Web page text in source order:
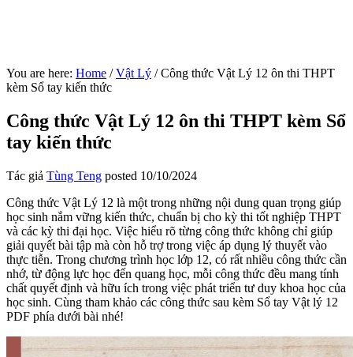
You are here: Home / Vật Lý /Công thức Vật Lý 12 ôn thi THPT
kèm Sổ tay kiến thức
Công thức Vật Lý 12 ôn thi THPT kèm Sổ
tay kiến thức
Tác giả Tùng Teng posted 10/10/2024
Công thức Vật Lý 12 là một trong những nội dung quan trọng giúp
học sinh nắm vững kiến thức, chuẩn bị cho kỳ thi tốt nghiệp THPT
và các kỳ thi đại học. Việc hiểu rõ từng công thức không chỉ giúp
giải quyết bài tập mà còn hỗ trợ trong việc áp dụng lý thuyết vào
thực tiễn. Trong chương trình học lớp 12, có rất nhiều công thức cần
nhớ, từ động lực học đến quang học, mỗi công thức đều mang tính
chất quyết định và hữu ích trong việc phát triển tư duy khoa học của
học sinh. Cùng tham khảo các công thức sau kèm Sổ tay Vật lý 12
PDF phía dưới bài nhé!